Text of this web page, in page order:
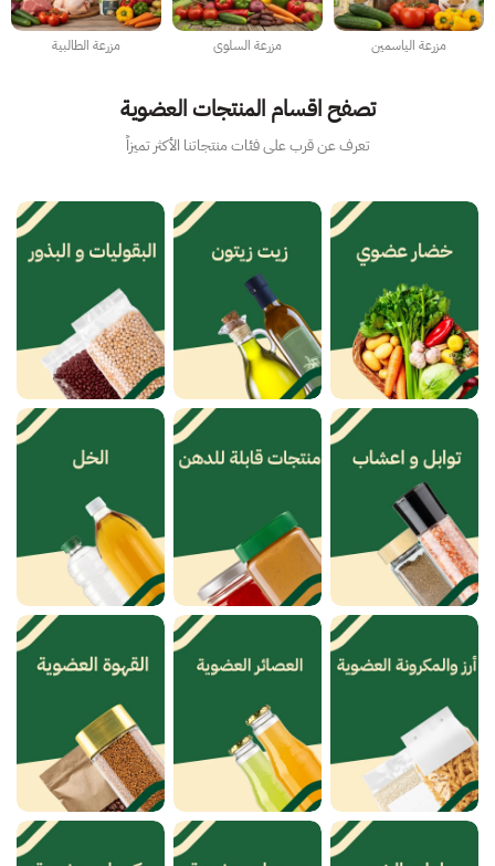
مزرعة الياسمين مزرعة السلوى مزرعة الطالبية
تصفح اقسام المنتجات العضوية
تعرف عن قرب على فئات منتجاتنا الأكثر تميزاً